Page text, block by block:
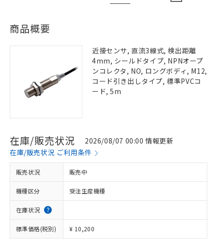
商品概要
近接センサ, 直流3線式, 検出距離
4mm, シールドタイプ, NPNオープ
ンコレクタ, NO, ロングボディ, M12,
コード引き出しタイプ, 標準PVCコ
ード, 5m
在庫/販売状況
2026/08/07 00:00 情報更新
在庫/販売状況 ご利用条件
販売状況 販売中
機種区分 受注生産機種
在庫状況
標準価格(税別) ¥ 10,200